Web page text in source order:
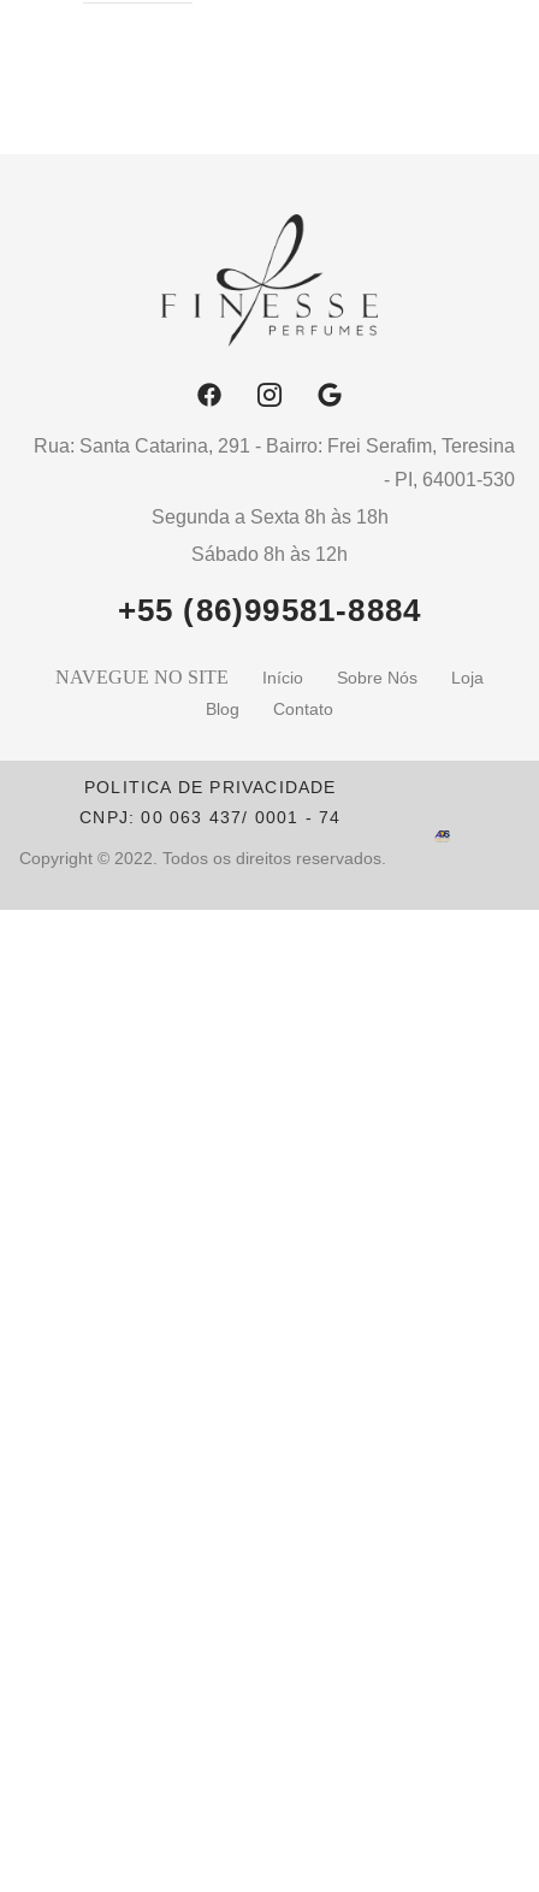
Rua: Santa Catarina, 291 - Bairro: Frei Serafim, Teresina
- PI, 64001-530
Segunda a Sexta 8h às 18h
Sábado 8h às 12h
+55 (86)99581-8884
NAVEGUE NO SITE Início Sobre Nós
Loja
Blog
Contato
POLITICA DE PRIVACIDADE
CNPJ: 00 063 437/ 0001 - 74
Copyright © 2022. Todos os direitos reservados.